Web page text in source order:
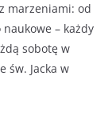
marzeniami: od
– każdy
sobotę w
św. Jacka w